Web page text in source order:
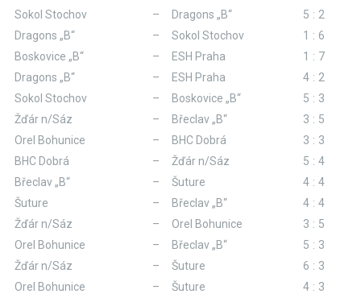
Sokol Stochov – Dragons „B“ 5 : 2
Dragons „B“
– Sokol Stochov 1 : 6
Boskovice „B“
– ESH Praha 1 : 7
Dragons „B“
– ESH Praha 4 : 2
Sokol Stochov
– Boskovice „B“ 5 : 3
Žďár n/Sáz
– Břeclav „B“ 3 : 5
Orel Bohunice
– BHC Dobrá 3 : 3
BHC Dobrá
– Žďár n/Sáz 5 : 4
Břeclav „B“
– Šuture 4 : 4
Šuture
– Břeclav „B“ 4 : 4
Žďár n/Sáz
– Orel Bohunice 3 : 5
Orel Bohunice
– Břeclav „B“ 5 : 3
Žďár n/Sáz
– Šuture 6 : 3
Orel Bohunice
– Šuture 4 : 3